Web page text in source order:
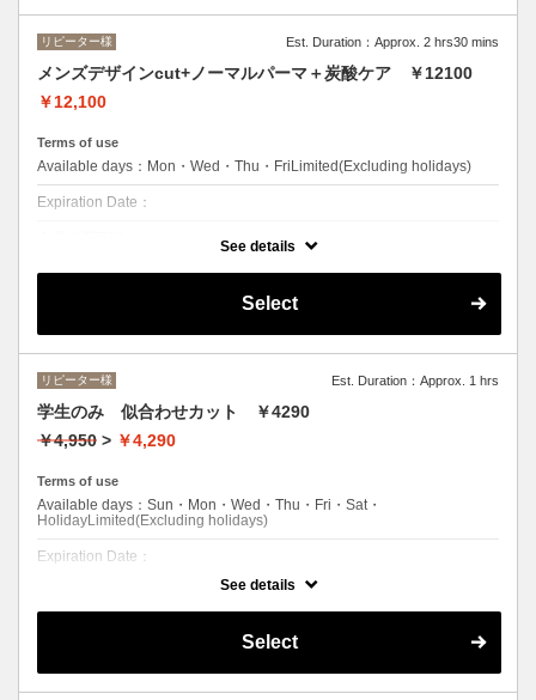
リピーター様 Est. Duration：Approx. 2 hrs30 mins
メンズデザインcut+ノーマルパーマ＋炭酸ケア ￥12100
￥12,100
Terms of use
Available days：Mon・Wed・Thu・FriLimited(Excluding holidays)
Expiration Date：
クーポンについて
●シャンプー/ブロー込み●男性にお勧めのコースです！クセ、骨格を見
極めたに合わせカットで毎日のスタイリングが楽になります！
See details
Select
リピーター様 Est. Duration：Approx. 1 hrs
学生のみ 似合わせカット ￥4290
￥4,950 > ￥4,290
Terms of use
Available days：Sun・Mon・Wed・Thu・Fri・Sat・
HolidayLimited(Excluding holidays)
Expiration Date：
●シャンプー/ブロー込み●クセ、骨格を見極めた似合わせカット●毎月通
えるお手頃の似合わせカット！
See details
Select